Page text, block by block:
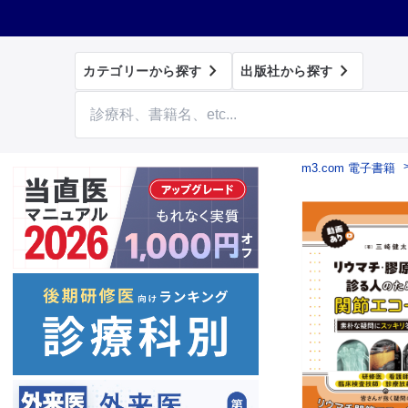
カテゴリーから探す  出版社から探す 
m3.com 電子書籍